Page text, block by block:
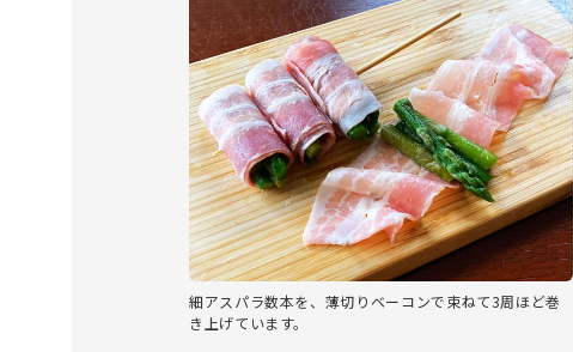
細アスパラ数本を、薄切りベーコンで束ねて3周ほど巻
き上げています。